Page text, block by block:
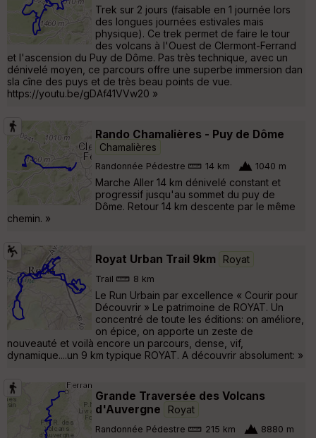
Trek sur 2 jours (faisable en 1 journée lors
des longues journées estivales mais
physique). Ce trek permet de faire le tour
des volcans à l'Ouest de Clermont-Ferrand
et l'ascension du Puy de Dôme. Pas très technique, avec un
dénivelé moyen, ce parcours offre une superbe immersion dan
sla cîne des puys et de très beau points de vue.
https://youtu.be/gDAf41VVw20 »
Rando Chamalières - Puy de Dôme
Chamalières
Randonnée Pédestre 14 km 1040 m
Marche Aller 14 km dénivelé constant et
progressif jusqu'au sommet du puy de
Dôme. Retour 14 km descente par le même
chemin. »
Royat Urban Trail 9km Royat
Trail 8 km
Le Run Urbain par excellence « Courir pour
Découvrir » Le patrimoine de ROYAT. Un
concentré de toute les éditions: on améliore,
on épice, on apporte un zeste de
nouveauté et voilà encore un parcours, dense, vif,
dynamique....un 9 km typique ROYAT. A découvrir absolument: »
Grande Traversée des Volcans
d'Auvergne
Royat
Randonnée Pédestre 215 km 8880 m